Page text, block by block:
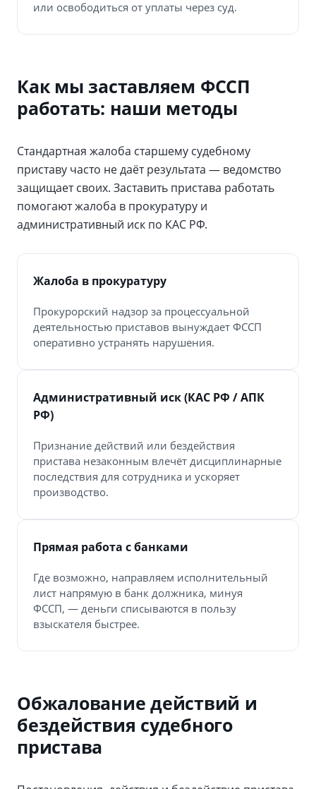
или освободиться от уплаты через суд.
Как мы заставляем ФССП
работать: наши методы
Стандартная жалоба старшему судебному
приставу часто не даёт результата — ведомство
защищает своих. Заставить пристава работать
помогают жалоба в прокуратуру и
административный иск по КАС РФ.
Жалоба в прокуратуру
Прокурорский надзор за процессуальной
деятельностью приставов вынуждает ФССП
оперативно устранять нарушения.
Административный иск (КАС РФ / АПК
РФ)
Признание действий или бездействия
пристава незаконным влечёт дисциплинарные
последствия для сотрудника и ускоряет
производство.
Прямая работа с банками
Где возможно, направляем исполнительный
лист напрямую в банк должника, минуя
ФССП, — деньги списываются в пользу
взыскателя быстрее.
Обжалование действий и
бездействия судебного
пристава